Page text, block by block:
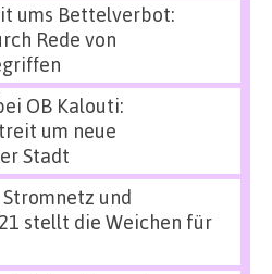
ums Bettelverbot:
Rede von
OB Kalouti:
um neue
Stadt
und
stellt die Weichen für